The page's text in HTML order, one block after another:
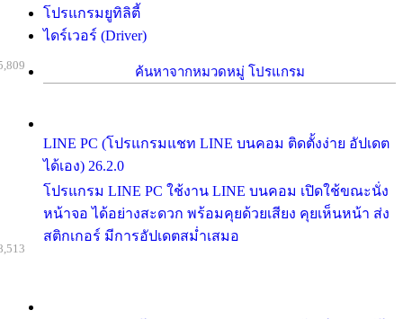
โปรแกรมยูทิลิตี้
ไดร์เวอร์ (Driver)
ค้นหาจากหมวดหมู่ โปรแกรม
LINE PC (โปรแกรมแชท LINE บนคอม ติดตั้งง่าย อัปเดต
ได้เอง) 26.2.0
โปรแกรม LINE PC ใช้งาน LINE บนคอม เปิดใช้ขณะนั่ง
หน้าจอ ได้อย่างสะดวก พร้อมคุยด้วยเสียง คุยเห็นหน้า ส่ง
สติกเกอร์ มีการอัปเดตสม่ำเสมอ